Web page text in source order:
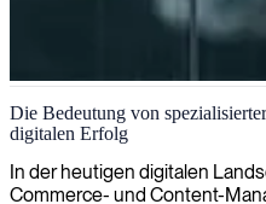
Orckestra Projektmanagement
Wir vermitteln erfahrene
reibungslose Implementierung
Plattform gewährleisten und so
Die Bedeutung von
digitalen Erfolg
In der heutigen digitalen
Commerce- und Content-